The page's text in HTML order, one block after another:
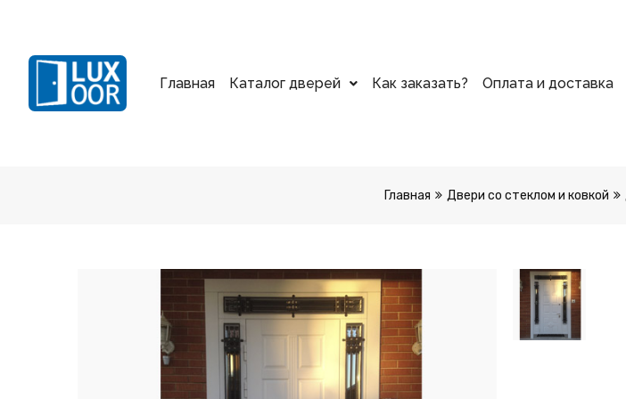
Главная Каталог дверей Как заказать? Оплата и доставка
Главная Двери со стеклом и ковкой